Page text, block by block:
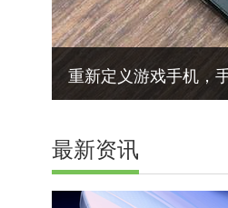
华为旗舰平板上新：
最新资讯